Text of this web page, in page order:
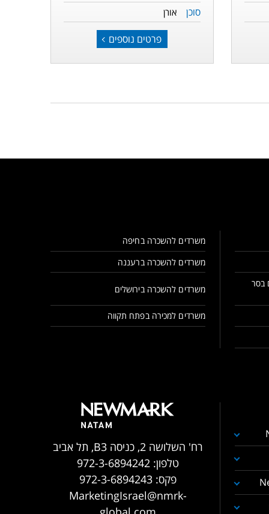
סוכן אורן
פרטים נוספים
משרדים להשכרה בחיפה
משרדים להשכרה ברעננה
בסר
משרדים להשכרה בירושלים
משרדים למכירה בפתח תקווה
רח' השלושה 2, כניסה B3, תל אביב
טלפון:972-3-6894242
פקס:972-3-6894243
MarketingIsrael@nmrk-